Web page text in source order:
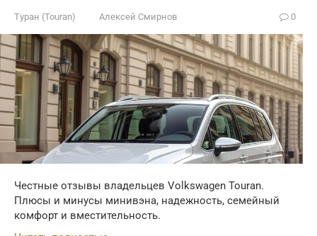
Туран (Touran) Алексей Смирнов 0
Честные отзывы владельцев Volkswagen Touran.
Плюсы и минусы минивэна, надежность, семейный
комфорт и вместительность.